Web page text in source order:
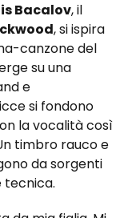
Bacalov, il
, si ispira
canzone del
su una
e
si fondono
la vocalità così
timbro rauco e
da sorgenti
tecnica.